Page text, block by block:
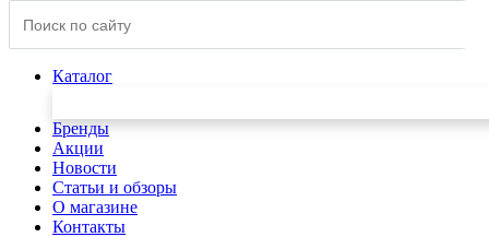
Каталог
Бренды
Акции
Новости
Статьи и обзоры
О магазине
Контакты